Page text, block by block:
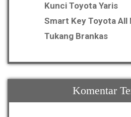
Kunci Toyota Yaris
Smart Key Toyota All
Tukang Brankas
Komentar